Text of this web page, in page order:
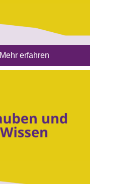
Mehr erfahren